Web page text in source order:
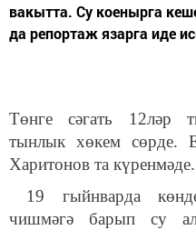
вакытта. Су коенырга
да репортаж язарга иде
Төнге сәгать 12ләр
тынлык хөкем сөрде.
Харитонов та күренмәде.
19 гыйнварда
чишмәгә барып су